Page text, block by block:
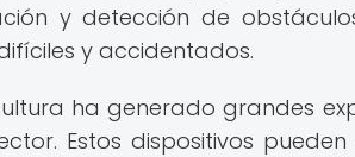
y detección de
y accidentados.
ha generado grandes
Estos dispositivos